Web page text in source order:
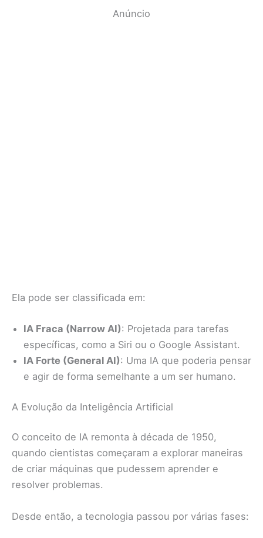
Anúncio
Ela pode ser classificada em:
IA Fraca (Narrow AI): Projetada para tarefas
específicas, como a Siri ou o Google Assistant.
IA Forte (General AI): Uma IA que poderia pensar
e agir de forma semelhante a um ser humano.
A Evolução da Inteligência Artificial
O conceito de IA remonta à década de 1950,
quando cientistas começaram a explorar maneiras
de criar máquinas que pudessem aprender e
resolver problemas.
Desde então, a tecnologia passou por várias fases: